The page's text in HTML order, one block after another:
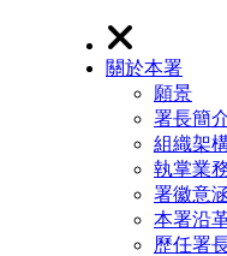
關於本署
願景
署長簡
組織架
執掌業
署徽意
本署沿
歷任署